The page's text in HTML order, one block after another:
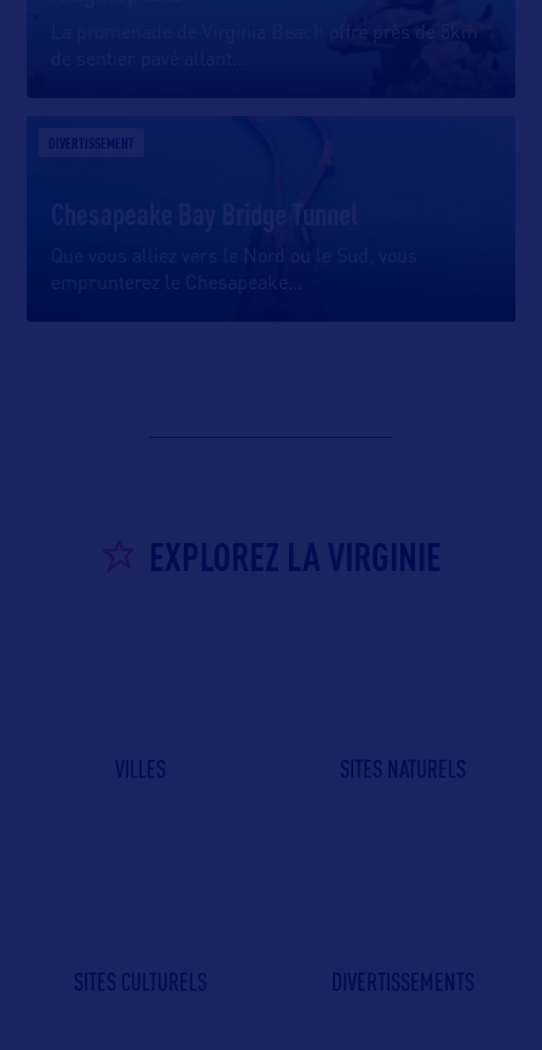
La promenade de Virginia Beach offre près de 5km
DIVERTISSEMENT
Chesapeake Bay Bridge Tunnel
Que vous alliez vers le Nord ou le Sud, vous
emprunterez le Chesapeake
EXPLOREZ LA VIRGINIE
VILLES SITES NATURELS
SITES CULTURELS DIVERTISSEMENTS